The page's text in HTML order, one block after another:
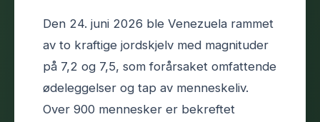
Den 24. juni 2026 ble Venezuela rammet
av to kraftige jordskjelv med magnituder
på 7,2 og 7,5, som forårsaket omfattende
ødeleggelser og tap av menneskeliv.
Over 900 mennesker er bekreftet